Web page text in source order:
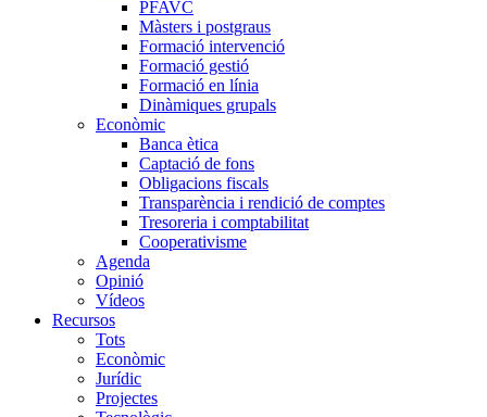
PFAVC
Màsters i postgraus
Formació intervenció
Formació gestió
Formació en línia
Dinàmiques grupals
Econòmic
Banca ètica
Captació de fons
Obligacions fiscals
Transparència i rendició de comptes
Tresoreria i comptabilitat
Cooperativisme
Agenda
Opinió
Vídeos
Recursos
Tots
Econòmic
Jurídic
Projectes